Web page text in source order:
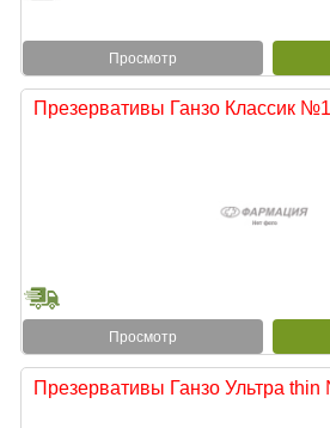
Просмотр
Презервативы Ганзо Классик
Просмотр
Презервативы Ганзо Ультра